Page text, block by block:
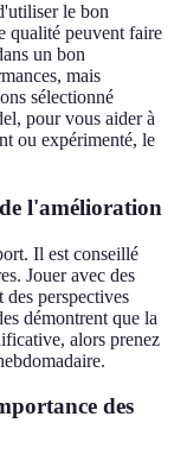
le bon
qualité peuvent faire
un bon
mais
sélectionné
pour vous aider à
ou expérimenté, le
l'amélioration
Il est conseillé
Jouer avec des
des perspectives
démontrent que la
alors prenez
des